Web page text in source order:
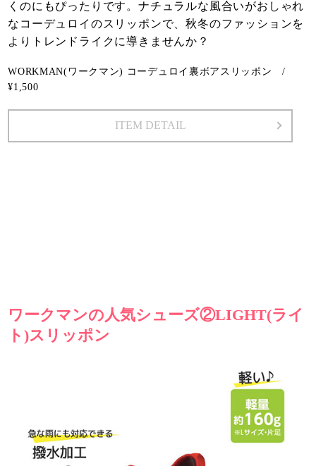
くのにもぴったりです。ナチュラルな風合いがおしゃれ
なコーデュロイのスリッポンで、秋冬のファッションを
よりトレンドライクに導きませんか？
WORKMAN(ワークマン) コーデュロイ裏ボアスリッポン /
¥1,500
ITEM DETAIL
ワークマンの人気シューズ②LIGHT(ライ
ト)スリッポン